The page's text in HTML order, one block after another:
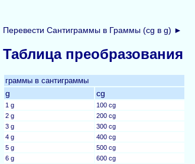
Перевести Сантиграммы в Граммы (cg в g) ►
Таблица преобразования
граммы в сантиграммы
g cg
1 g
100 cg
2 g
200 cg
3 g
300 cg
4 g
400 cg
5 g
500 cg
6 g
600 cg